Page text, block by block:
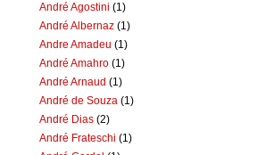
André Agostini (1)
André Albernaz (1)
Andre Amadeu (1)
André Amahro (1)
André Arnaud (1)
André de Souza (1)
André Dias (2)
André Frateschi (1)